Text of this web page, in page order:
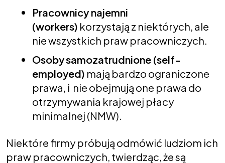
Pracownicy najemni
(workers) korzystają z niektórych, ale
nie wszystkich praw pracowniczych.
Osobysamozatrudnione (self-
employed) mają bardzo ograniczone
prawa, i nie obejmują one prawa do
otrzymywania krajowej płacy
minimalnej (NMW).
Niektóre firmy próbują odmówić ludziom ich
praw pracowniczych, twierdząc, że są